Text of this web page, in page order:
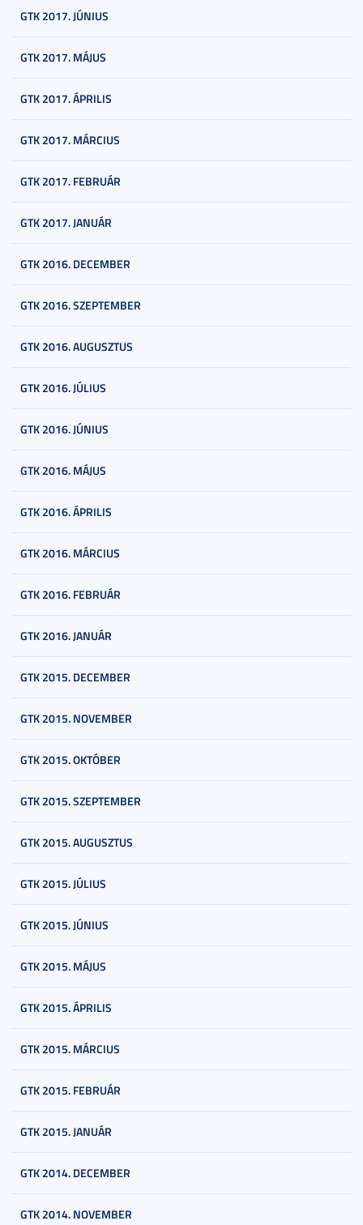
GTK 2017. JÚNIUS
GTK 2017. MÁJUS
GTK 2017. ÁPRILIS
GTK 2017. MÁRCIUS
GTK 2017. FEBRUÁR
GTK 2017. JANUÁR
GTK 2016. DECEMBER
GTK 2016. SZEPTEMBER
GTK 2016. AUGUSZTUS
GTK 2016. JÚLIUS
GTK 2016. JÚNIUS
GTK 2016. MÁJUS
GTK 2016. ÁPRILIS
GTK 2016. MÁRCIUS
GTK 2016. FEBRUÁR
GTK 2016. JANUÁR
GTK 2015. DECEMBER
GTK 2015. NOVEMBER
GTK 2015. OKTÓBER
GTK 2015. SZEPTEMBER
GTK 2015. AUGUSZTUS
GTK 2015. JÚLIUS
GTK 2015. JÚNIUS
GTK 2015. MÁJUS
GTK 2015. ÁPRILIS
GTK 2015. MÁRCIUS
GTK 2015. FEBRUÁR
GTK 2015. JANUÁR
GTK 2014. DECEMBER
GTK 2014. NOVEMBER